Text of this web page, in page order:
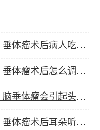
术后病人吃什么好？
术后怎么调理身体？
瘤会引起头发麻吗？
术后耳朵听力增加？